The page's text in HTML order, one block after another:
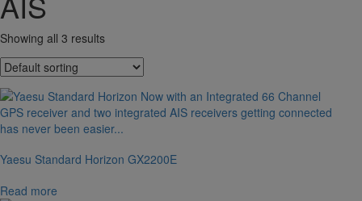
Showing all 3 results
Yaesu Standard Horizon GX2200E
Read more